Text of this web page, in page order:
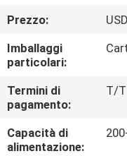
CONTROLLO
DI
QUALITÀ
CONTATTICI
Prezzo:
Imballaggi
particolari:
Termini di
pagamento:
T/T
Capacità di
alimentazione: